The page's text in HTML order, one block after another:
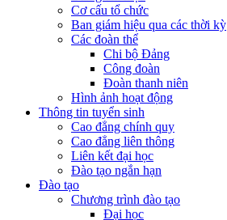
Cơ cấu tổ chức
Ban giám hiệu qua các thời kỳ
Các đoàn thể
Chi bộ Đảng
Công đoàn
Đoàn thanh niên
Hình ảnh hoạt động
Thông tin tuyển sinh
Cao đẳng chính quy
Cao đẳng liên thông
Liên kết đại học
Đào tạo ngắn hạn
Đào tạo
Chương trình đào tạo
Đại học